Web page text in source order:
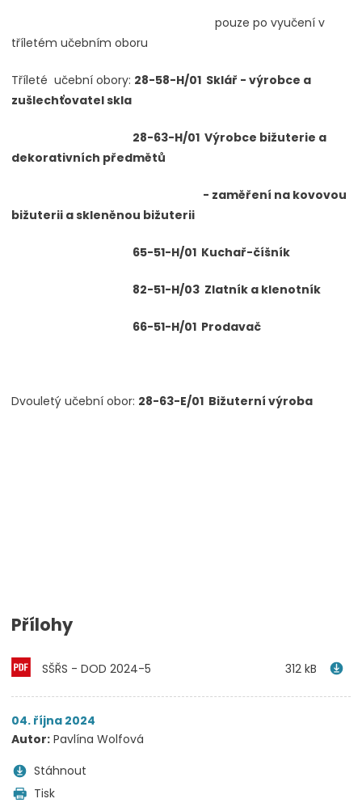
pouze po vyučení v
tříletém učebním oboru
Tříleté učební obory: 28-58-H/01 Sklář - výrobce a
zušlechťovatel skla
28-63-H/01 Výrobce bižuterie a
dekorativních předmětů
- zaměření na kovovou
bižuterii a skleněnou bižuterii
65-51-H/01 Kuchař-číšník
82-51-H/03 Zlatník a klenotník
66-51-H/01 Prodavač
Dvouletý učební obor: 28-63-E/01 Bižuterní výroba
Přílohy
SŠŘS - DOD 2024-5 312 kB
04. října 2024
Autor: Pavlína Wolfová
Stáhnout
Tisk